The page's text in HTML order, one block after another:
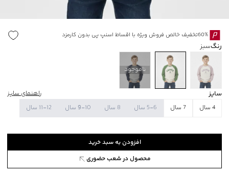
60%تخفیف خالص فروش ویژه با اقساط اسنپ پی بدون کارمزد
رنگسبز
ناموجود
سایز
راهنمای سایز
4 سال
7 سال 5-6 سال 8 سال 9-10 سال 11-12 سال
افزودن به سبد خرید
محصول در شعب حضوری